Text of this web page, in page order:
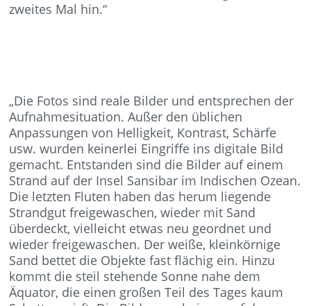
zweites Mal hin.“
„Die Fotos sind reale Bilder und entsprechen der
Aufnahmesituation. Außer den üblichen
Anpassungen von Helligkeit, Kontrast, Schärfe
usw. wurden keinerlei Eingriffe ins digitale Bild
gemacht. Entstanden sind die Bilder auf einem
Strand auf der Insel Sansibar im Indischen Ozean.
Die letzten Fluten haben das herum liegende
Strandgut freigewaschen, wieder mit Sand
überdeckt, vielleicht etwas neu geordnet und
wieder freigewaschen. Der weiße, kleinkörnige
Sand bettet die Objekte fast flächig ein. Hinzu
kommt die steil stehende Sonne nahe dem
Äquator, die einen großen Teil des Tages kaum